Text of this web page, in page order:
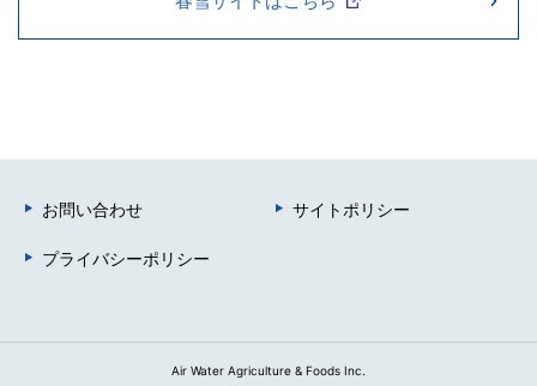
お問い合わせ サイトポリシー
プライバシーポリシー
Air Water Agriculture & Foods Inc.